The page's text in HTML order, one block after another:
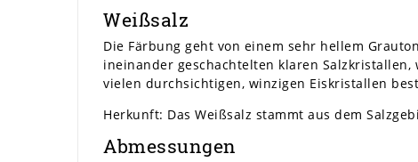
Weißsalz
Die Färbung geht von einem sehr hellem
ineinander geschachtelten klaren
vielen durchsichtigen, winzigen Eiskristallen
Herkunft: Das Weißsalz stammt aus dem
Abmessungen